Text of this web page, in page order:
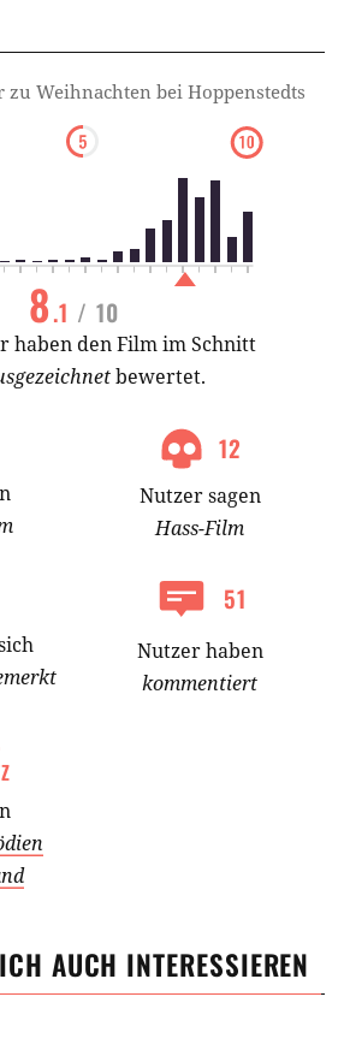
zu Weihnachten bei Hoppenstedts
8.1 / 10
haben den Film im Schnitt
bewertet.
12
Nutzersagen
Hass-Film
51
Nutzer haben
kommentiert
AUCH INTERESSIEREN